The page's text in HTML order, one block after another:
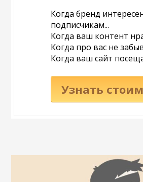
Когда бренд
подписчикам...
Когда ваш контент
Когда про вас не
Когда ваш сайт
Узнать